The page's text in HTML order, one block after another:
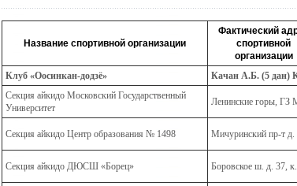
Название спортивной организации
Фактический
спортивной
организации
Клуб «Оосинкан-додзё»
Качан А.Б. (5 дан)
Секция айкидо Московский Государственный
Университет
Ленинские горы,
Секция айкидо Центр образования № 1498 Мичуринский пр-т д.
Секция айкидо ДЮСШ «Борец» Боровское ш. д. 37,